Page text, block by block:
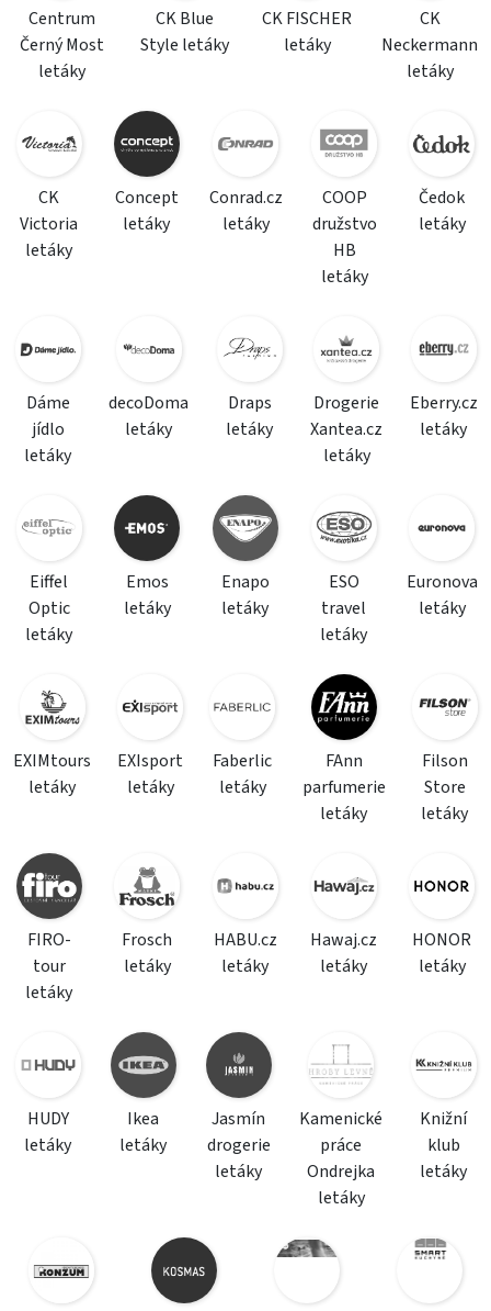
Centrum
Černý Most
letáky
CK Blue
Style letáky
CK FISCHER
letáky
CK
Neckermann
letáky
CK
Victoria
letáky
Concept
letáky
Conrad.cz
letáky
COOP
družstvo
HB
letáky
Čedok
letáky
Dáme
jídlo
letáky
decoDoma
letáky
Draps
letáky
Drogerie
Xantea.cz
letáky
Eberry.cz
letáky
Eiffel
Optic
letáky
Emos
letáky
Enapo
letáky
ESO
travel
letáky
Euronova
letáky
EXIMtours
letáky
EXIsport
letáky
Faberlic
letáky
FAnn
parfumerie
letáky
Filson
Store
letáky
FIRO-
tour
letáky
Frosch
letáky
HABU.cz
letáky
Hawaj.cz
letáky
HONOR
letáky
HUDY
letáky
Ikea
letáky
Jasmín
drogerie
letáky
Kamenické
práce
Ondrejka
letáky
Knižní
klub
letáky